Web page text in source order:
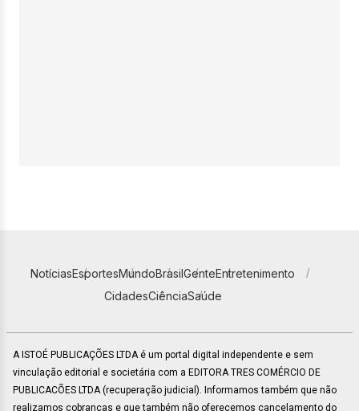
NotíciasEsportesMundoBrasilGenteEntretenimento
CidadesCiênciaSaúde
A ISTOÉ PUBLICAÇÕES LTDA é um portal digital independente e sem
vinculação editorial e societária com a EDITORA TRES COMÉRCIO DE
PUBLICACÕES LTDA (recuperação judicial). Informamos também que não
realizamos cobranças e que também não oferecemos cancelamento do